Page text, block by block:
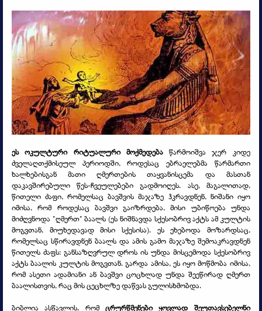
ეს ოკულტური რიტუალური მოქმედება წარმოიშვა ჯერ კიდე
ძველაღთქმისეულ პერიოდში, როდესაც ებრაელებმა წარმართი
ხალხებისგან მათი ღმერთების თაყვანისცემა და მასთან
დაკავშირებული წეს-ჩვეულებები გადმოიღეს. ასე, მაგალითად,
წითელი ძაფი, რომელსაც ბავშვის მაჯაზე ჰკრავდნენ, ნიშანი იყო
იმისა, რომ როდესაც ბავშვი გაიზრდება, მისი უბიწოება უნდა
მიძღვნოდა "ღმერთ" ბაალს (ეს ნიშნავდა სქესობრივ აქტს ამ კულტის
მოგვთან, მიუხედავად მისი სქესისა). ეს ეხებოდა მოზარდსაც,
რომელსაც სწირავდნენ ბაალს და ამის გამო მაჯაზე შემოაკრავდნენ
წითელს ძაფს: განსაზღვრულ დროს ის უნდა მისცემოდა სქესობრივ
აქტს ბაალის კულტის მოგვთან. გარდა ამისა, ეს იყო მოწმობა იმისა,
რომ ასეთი ადამიანი ან ბავშვი ცოცხლად უნდა შეეწირად ღმერთ
ბაალისთვის, რაც მის ცეცხლზე დაწვას გულისხმობდა.
ბიბლია ასწავლის, რომ ცრურწმენები ყოვლად შეუთავსებელნი